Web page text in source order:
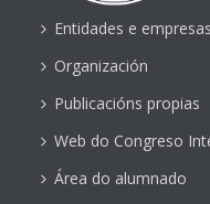
Entidades e
Organización
Publicacións propias
Web do Congreso
Área do alumnado